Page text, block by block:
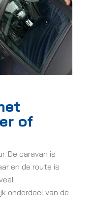
of
De caravan is
en de route is
onderdeel van de